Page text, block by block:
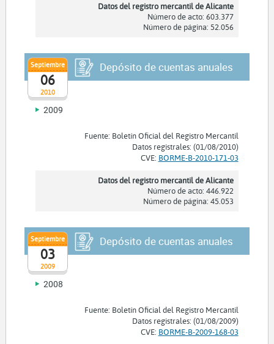
Datos del registro mercantil de Alicante
Número de acto: 603.377
Número de página: 52.056
2010
Septiembre
06
Depósito de cuentas anuales
2009
Fuente: Boletín Oficial del Registro Mercantil
Datos registrales: (01/08/2010)
CVE: BORME-B-2010-171-03
Datos del registro mercantil de Alicante
Número de acto: 446.922
Número de página: 45.053
2009
Septiembre
03
Depósito de cuentas anuales
2008
Fuente: Boletín Oficial del Registro Mercantil
Datos registrales: (01/08/2009)
CVE: BORME-B-2009-168-03